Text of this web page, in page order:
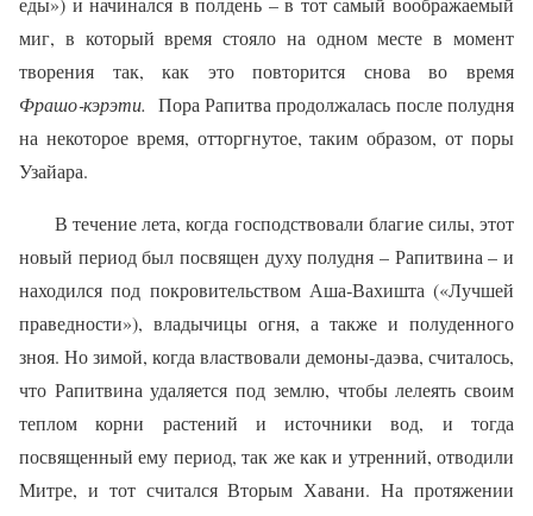
миг, в который время стояло на одном месте в момент
творения так, как это повторится снова во время
Фрашо‑кэрэти. Пора Рапитва продолжалась после полудня
на некоторое время, отторгнутое, таким образом, от поры
Узайара.
В течение лета, когда господствовали благие силы, этот
новый период был посвящен духу полудня – Рапитвина – и
находился под покровительством Аша‑Вахишта («Лучшей
праведности»), владычицы огня, а также и полуденного
зноя. Но зимой, когда властвовали демоны‑даэва, считалось,
что Рапитвина удаляется под землю, чтобы лелеять своим
теплом корни растений и источники вод, и тогда
посвященный ему период, так же как и утренний, отводили
Митре, и тот считался Вторым Хавани. На протяжении